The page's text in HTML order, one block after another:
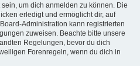
um dich anmelden zu können. Die
erledigt und ermöglicht dir, auf
Administration kann registrierten
zuweisen. Beachte bitte unsere
Regelungen, bevor du dich
Forenregeln, wenn du dich in